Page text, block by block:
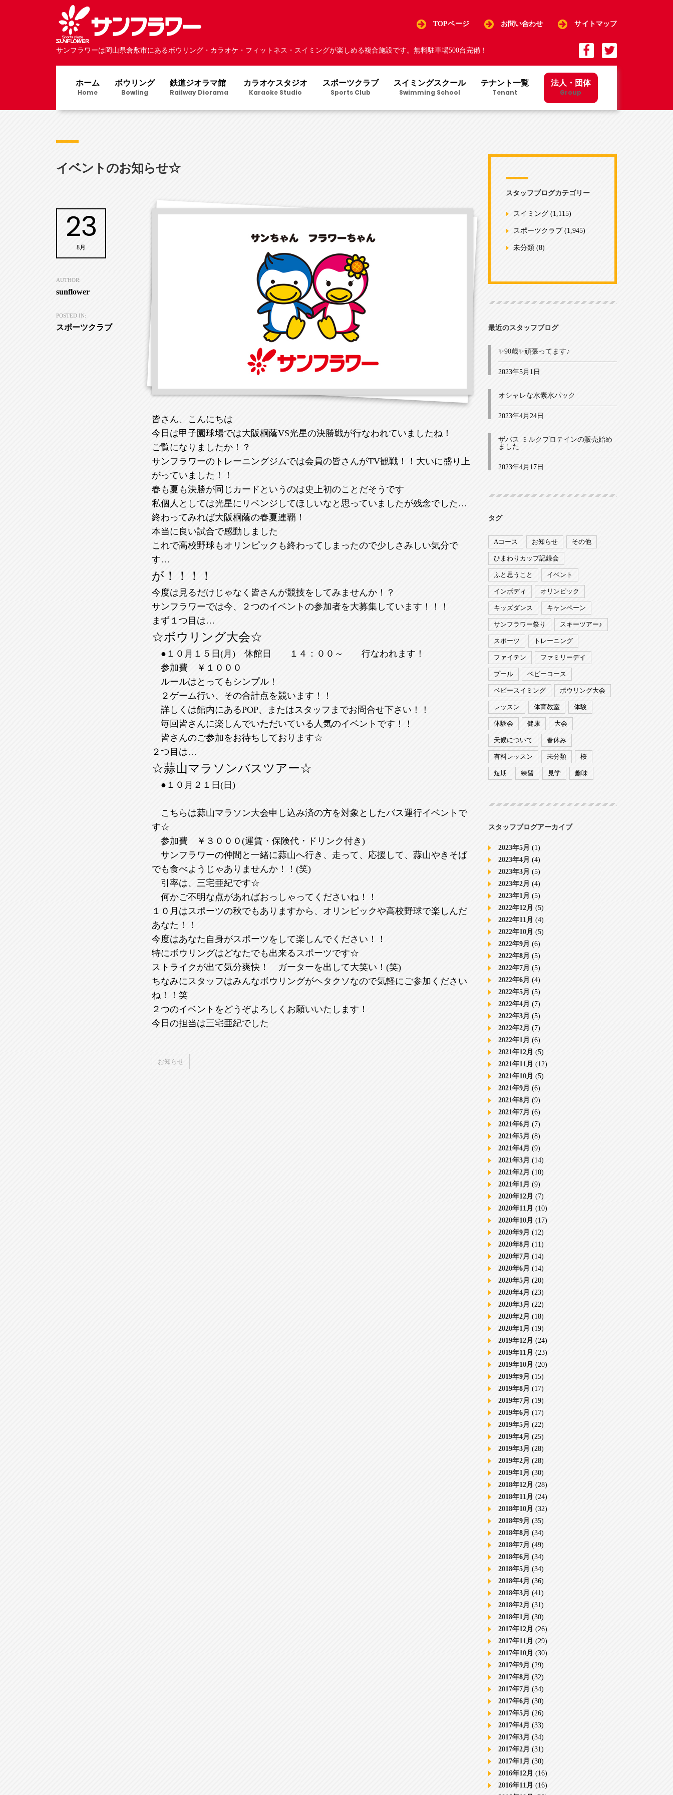
TOPページ お問い合わせ サイトマップ
サンフラワーは岡山県倉敷市にあるボウリング・カラオケ・フィットネス・スイミングが楽しめる複合施設です。無料駐車場500台完備！
ホーム
Home
ボウリング
Bowling
鉄道ジオラマ館
Railway Diorama
カラオケスタジオ
Karaoke Studio
スポーツクラブ
Sports Club
スイミングスクール
Swimming School
テナント一覧
Tenant
法人・団体
Group
イベントのお知らせ☆
23
8月
AUTHOR:
sunflower
POSTED IN:
スポーツクラブ
皆さん、こんにちは
今日は甲子園球場では大阪桐蔭VS光星の決勝戦が行なわれていましたね！
ご覧になりましたか！？
サンフラワーのトレーニングジムでは会員の皆さんがTV観戦！！大いに盛り上
がっていました！！
春も夏も決勝が同じカードというのは史上初のことだそうです
私個人としては光星にリベンジしてほしいなと思っていましたが残念でした…
終わってみれば大阪桐蔭の春夏連覇！
本当に良い試合で感動しました
これで高校野球もオリンピックも終わってしまったので少しさみしい気分で
す…
が！！！！
今度は見るだけじゃなく皆さんが競技をしてみませんか！？
サンフラワーでは今、２つのイベントの参加者を大募集しています！！！
まず１つ目は…
☆ボウリング大会☆
●１０月１５日(月) 休館日 １４：００～ 行なわれます！
参加費 ￥１０００
ルールはとってもシンプル！
２ゲーム行い、その合計点を競います！！
詳しくは館内にあるPOP、またはスタッフまでお問合せ下さい！！
毎回皆さんに楽しんでいただいている人気のイベントです！！
皆さんのご参加をお待ちしております☆
２つ目は…
☆蒜山マラソンバスツアー☆
●１０月２１日(日)
こちらは蒜山マラソン大会申し込み済の方を対象としたバス運行イベントで
す☆
参加費 ￥３０００(運賃・保険代・ドリンク付き)
サンフラワーの仲間と一緒に蒜山へ行き、走って、応援して、蒜山やきそば
でも食べようじゃありませんか！！(笑)
引率は、三宅亜紀です☆
何かご不明な点があればおっしゃってくださいね！！
１０月はスポーツの秋でもありますから、オリンピックや高校野球で楽しんだ
あなた！！
今度はあなた自身がスポーツをして楽しんでください！！
特にボウリングはどなたでも出来るスポーツです☆
ストライクが出て気分爽快！ ガーターを出して大笑い！(笑)
ちなみにスタッフはみんなボウリングがヘタクソなので気軽にご参加ください
ね！！笑
２つのイベントをどうぞよろしくお願いいたします！
今日の担当は三宅亜紀でした
お知らせ
スタッフブログカテゴリー
スイミング(1,115)
スポーツクラブ (1,945)
未分類(8)
最近のスタッフブログ
✨90歳✨頑張ってます♪
2023年5月1日
オシャレな水素水パック
2023年4月24日
ザバス ミルクプロテインの販売始め
ました
2023年4月17日
タグ
Aコース お知らせ その他
ひまわりカップ記録会
ふと思うこと イベント
インボディ オリンピック
キッズダンス キャンペーン
サンフラワー祭り スキーツアー♪
スポーツ トレーニング
ファイテン ファミリーデイ
プール ベビーコース
ベビースイミング ボウリング大会
レッスン 体育教室 体験
体験会 健康 大会
天候について 春休み
有料レッスン 未分類 桜
短期 練習 見学 趣味
スタッフブログアーカイブ
2023年5月 (1)
2023年4月 (4)
2023年3月 (5)
2023年2月 (4)
2023年1月 (5)
2022年12月 (5)
2022年11月 (4)
2022年10月 (5)
2022年9月 (6)
2022年8月 (5)
2022年7月 (5)
2022年6月 (4)
2022年5月 (5)
2022年4月 (7)
2022年3月 (5)
2022年2月 (7)
2022年1月 (6)
2021年12月 (5)
2021年11月 (12)
2021年10月 (5)
2021年9月 (6)
2021年8月 (9)
2021年7月 (6)
2021年6月 (7)
2021年5月 (8)
2021年4月 (9)
2021年3月 (14)
2021年2月 (10)
2021年1月 (9)
2020年12月 (7)
2020年11月 (10)
2020年10月 (17)
2020年9月 (12)
2020年8月 (11)
2020年7月 (14)
2020年6月 (14)
2020年5月 (20)
2020年4月 (23)
2020年3月 (22)
2020年2月 (18)
2020年1月 (19)
2019年12月 (24)
2019年11月 (23)
2019年10月 (20)
2019年9月 (15)
2019年8月 (17)
2019年7月 (19)
2019年6月 (17)
2019年5月 (22)
2019年4月 (25)
2019年3月 (28)
2019年2月 (28)
2019年1月 (30)
2018年12月 (28)
2018年11月 (24)
2018年10月 (32)
2018年9月 (35)
2018年8月 (34)
2018年7月 (49)
2018年6月 (34)
2018年5月 (34)
2018年4月 (36)
2018年3月 (41)
2018年2月 (31)
2018年1月 (30)
2017年12月 (26)
2017年11月 (29)
2017年10月 (30)
2017年9月 (29)
2017年8月 (32)
2017年7月 (34)
2017年6月 (30)
2017年5月 (26)
2017年4月 (33)
2017年3月 (34)
2017年2月 (31)
2017年1月 (30)
2016年12月 (16)
2016年11月 (16)